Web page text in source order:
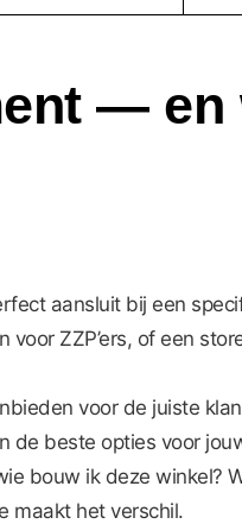
— en
aansluit bij een
ZZP’ers, of een
voor de juiste
de beste opties voor
bouw ik deze winkel?
maakt het verschil.